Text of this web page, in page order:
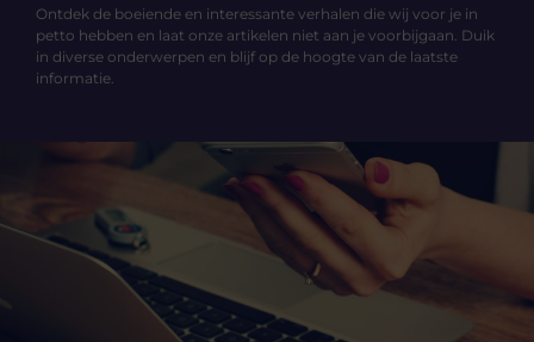
Ontdek de boeiende en interessante verhalen die wij voor je in
petto hebben en laat onze artikelen niet aan je voorbijgaan. Duik
in diverse onderwerpen en blijf op de hoogte van de laatste
informatie.